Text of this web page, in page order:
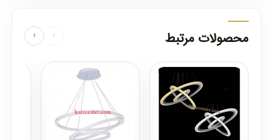
محصولات مرتبط ‹
›